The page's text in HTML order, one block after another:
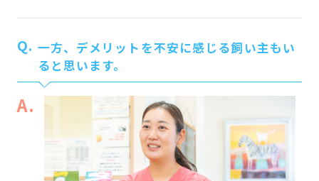
Q. 一方、デメリットを不安に感じる飼い主もい
ると思います。
A.